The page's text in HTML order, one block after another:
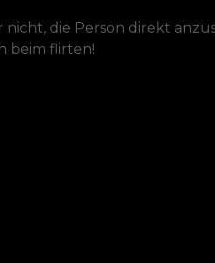
die Person direkt
beim flirten!